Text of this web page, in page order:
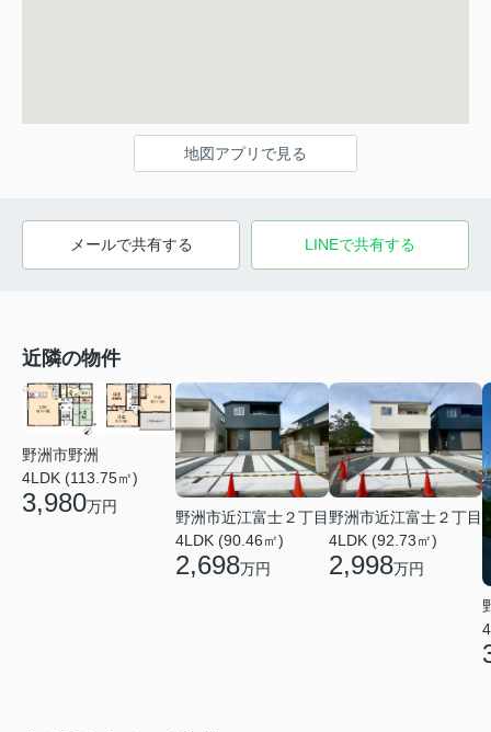
地図アプリで見る
メールで共有する LINEで共有する
近隣の物件
野洲市野洲
4LDK (113.75㎡)
3,980万円
野洲市近江富士２丁目
4LDK (90.46㎡)
2,698万円
野洲市近江富士２丁目
4LDK (92.73㎡)
2,998万円